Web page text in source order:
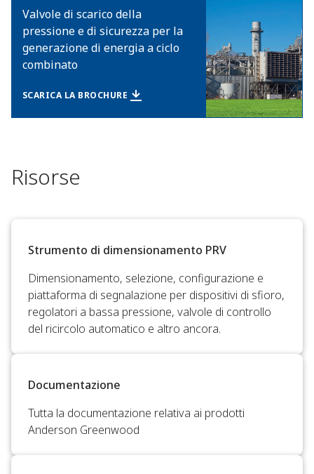
Valvole di scarico della
pressione e di sicurezza per la
generazione di energia a ciclo
combinato
SCARICA LA BROCHURE
Risorse
Strumento di dimensionamento PRV
Dimensionamento, selezione, configurazione e
piattaforma di segnalazione per dispositivi di sfioro,
regolatori a bassa pressione, valvole di controllo
del ricircolo automatico e altro ancora.
Documentazione
Tutta la documentazione relativa ai prodotti
Anderson Greenwood